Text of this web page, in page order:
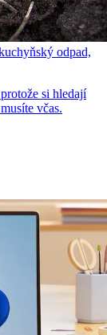
odpad,
si hledají
včas.